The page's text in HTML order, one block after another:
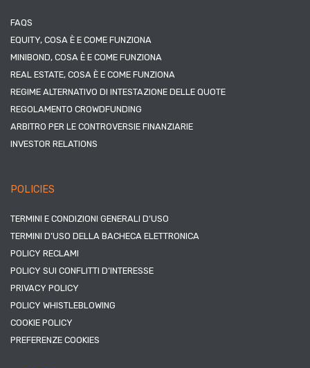
FAQS
EQUITY, COSA È E COME FUNZIONA
MINIBOND, COSA È E COME FUNZIONA
REAL ESTATE, COSA È E COME FUNZIONA
REGIME ALTERNATIVO DI INTESTAZIONE DELLE QUOTE
REGOLAMENTO CROWDFUNDING
ARBITRO PER LE CONTROVERSIE FINANZIARIE
INVESTOR RELATIONS
POLICIES
TERMINI E CONDIZIONI GENERALI D’USO
TERMINI D’USO DELLA BACHECA ELETTRONICA
POLICY RECLAMI
POLICY SUI CONFLITTI D’INTERESSE
PRIVACY POLICY
POLICY WHISTLEBLOWING
COOKIE POLICY
PREFERENZE COOKIES